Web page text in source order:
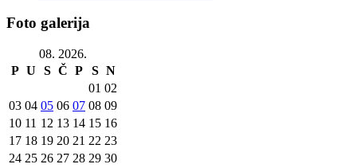
Foto galerija
08. 2026.
P U S Č P S N
01 02
03 04 05 06 07 08 09
10 11 12 13 14 15 16
17 18 19 20 21 22 23
24 25 26 27 28 29 30